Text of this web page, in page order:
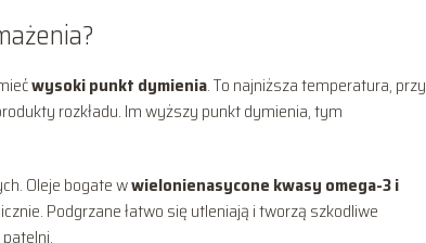
wysoki punkt dymienia. To najniższa temperatura, przy
rozkładu. Im wyższy punkt dymienia, tym
Oleje bogate wwielonienasycone kwasy omega-3 i
Podgrzane łatwo się utleniają i tworzą szkodliwe